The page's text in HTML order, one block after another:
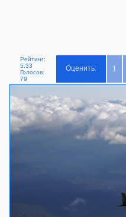
Рейтинг:
5.33
Голосов:
79
Оценить: 1